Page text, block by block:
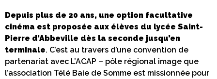
Depuis plus de 20 ans, une option facultative
cinéma est proposée aux élèves du lycée Saint-
Pierre d’Abbeville dès la seconde jusqu’en
terminale. C’est au travers d’une convention de
partenariat avec L’ACAP – pôle régional image que
l’association Télé Baie de Somme est missionnée pour